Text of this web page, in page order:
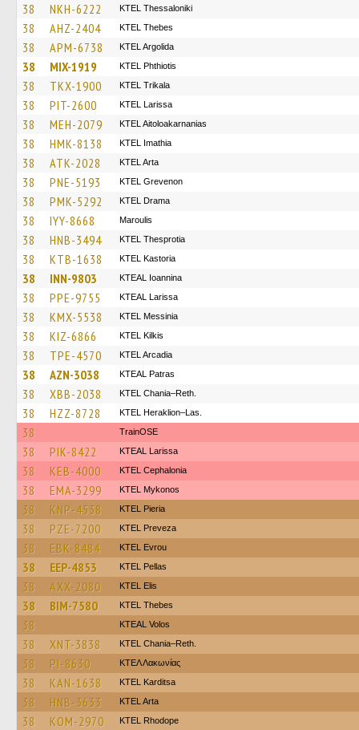
38 NKH-6222 KTEL Thessaloniki
38 AHZ-2404 KTEL Thebes
38 APM-6738 KTEL Argolida
38 MIX-1919 ΚΤΕL Phthiotis
38 TKX-1900 ΚΤΕL Τrikala
38 PIT-2600 KTEL Larissa
38 MEH-2079 KTEL Aitoloakarnanias
38 HMK-8138 KTEL Imathia
38 ATK-2028 KTEL Arta
38 PNE-5193 ΚΤΕL Grevenon
38 PMK-5292 KTEL Drama
38 IYY-8668 Maroulis
38 HNB-3494 KTEL Thesprotia
38 KTB-1638 KTEL Kastoria
38 INN-9803 KTEAL Ioannina
38 PPE-9755 KTEAL Larissa
38 KMX-5538 KTEL Messinia
38 KIZ-6866 KTEL Kilkis
38 TPE-4570 KTEL Arcadia
38 AZN-3038 KTEAL Patras
38 XBB-2038 KTEL Chania–Reth.
38 HZZ-8728 KTEL Heraklion–Las.
38 TrainΟSE
38 PIK-8422 KTEAL Larissa
38 KEB-4000 KTEL Cephalonia
38 EMA-3299 KTEL Mykonos
38 KNP-4538 KTEL Pieria
38 PZE-7200 KTEL Preveza
38 EBK-8484 KTEL Evrou
38 EEP-4853 KTEL Pellas
38 AXX-2080 KTEL Elis
38 BIM-7580 KTEL Thebes
38 KTEAL Volos
38 XNT-3838 KTEL Chania–Reth.
38 PI-8630 ΚΤΕΛ Λακωνίας
38 KAN-1638 ΚΤΕL Karditsa
38 HNB-3633 KTEL Arta
38 KOM-2970 KTEL Rhodope